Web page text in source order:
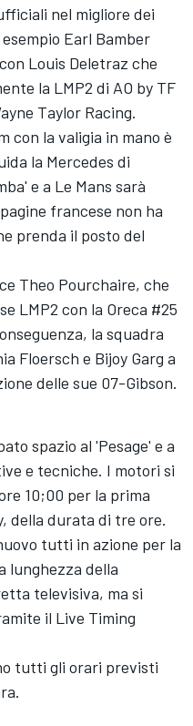
nel migliore dei
Earl Bamber
Louis Deletraz che
la LMP2 di AO by TF
Taylor Racing.
con la valigia in mano è
la Mercedes di
e a Le Mans sarà
francese non ha
prenda il posto del
Theo Pourchaire, che
LMP2 con la Oreca #25
la squadra
Floersch e Bijoy Garg a
delle sue 07-Gibson.
spazio al 'Pesage' e a
e tecniche. I motori si
10;00 per la prima
della durata di tre ore.
tutti in azione per la
lunghezza della
televisiva, ma si
il Live Timing
tutti gli orari previsti